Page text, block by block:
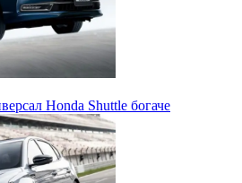
Honda Shuttle богаче